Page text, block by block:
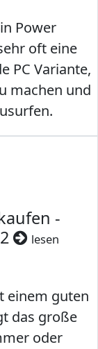
Power
oft eine
PC Variante,
machen und
-
lesen
einem guten
das große
oder